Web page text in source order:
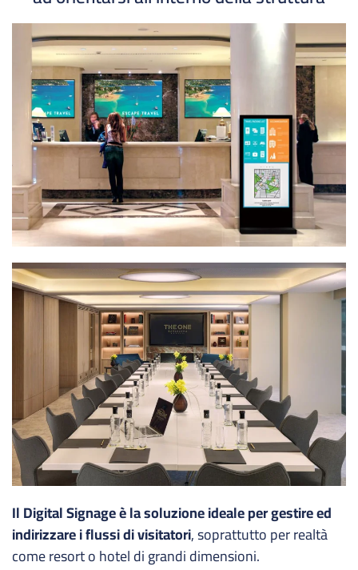
Il Digital Signage è la soluzione ideale per gestire ed
indirizzare i flussi di visitatori, soprattutto per realtà
come resort o hotel di grandi dimensioni.